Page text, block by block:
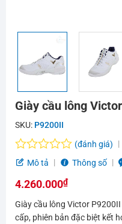
Giày cầu lông
SKU: P9200II
Được
hạng
5
sao
(đánh giá)
Mô tả
Thông số
4.260.000₫
Giày cầu lông Victor
cấp, phiên bản đặc biệt kết